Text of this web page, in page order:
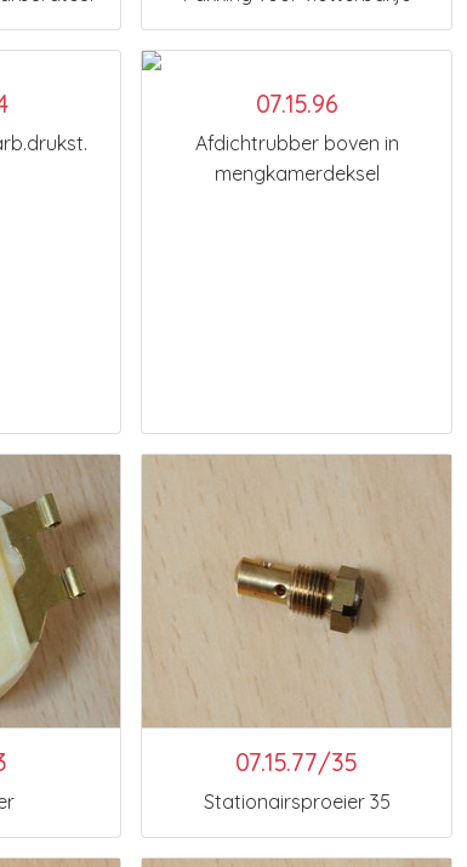
07.15.96
Afdichtrubber boven in
mengkamerdeksel
07.15.77/35
Stationairsproeier 35